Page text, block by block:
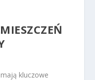
kluczowe